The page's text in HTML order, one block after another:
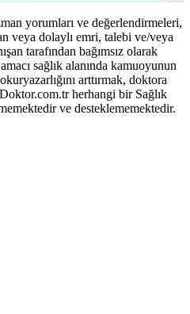
yorumları ve değerlendirmeleri,
veya dolaylı emri, talebi ve/veya
tarafından bağımsız olarak
sağlık alanında kamuoyunun
arttırmak, doktora
herhangi bir Sağlık
ve desteklememektedir.